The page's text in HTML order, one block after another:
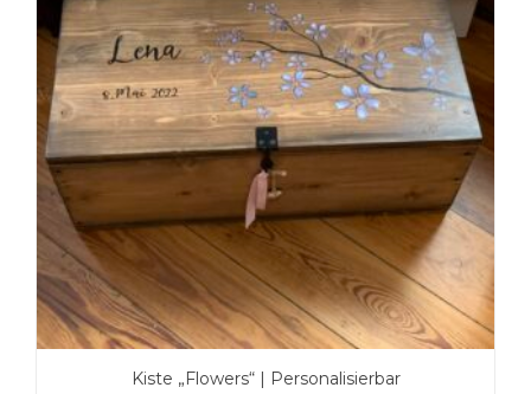
Kiste „Flowers“ | Personalisierbar